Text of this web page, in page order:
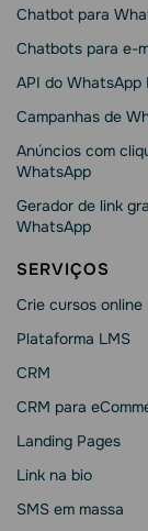
Chatbot para
Chatbots para e-
API do WhatsApp
Campanhas de
Anúncios com
WhatsApp
Gerador de link
WhatsApp
SERVIÇOS
Crie cursos online
Plataforma LMS
CRM
CRM para
Landing Pages
Link na bio
SMS em massa